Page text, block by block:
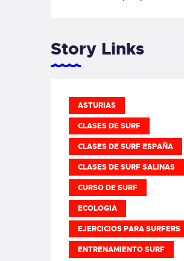
Story Links
ASTURIAS
CLASES DE SURF
CLASES DE SURF ESPAÑA
CLASES DE SURF SALINAS
CURSO DE SURF
ECOLOGIA
EJERCICIOS PARA SURFERS
ENTRENAMIENTO SURF